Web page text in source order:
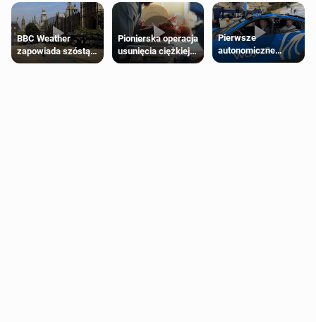
BBC Weather
zapowiada szóstą
falę upałów w
Pionierska operacja
usunięcia ciężkiej
wady wrodzonej
Pierwsze
autonomiczne
Ubery pojawią się